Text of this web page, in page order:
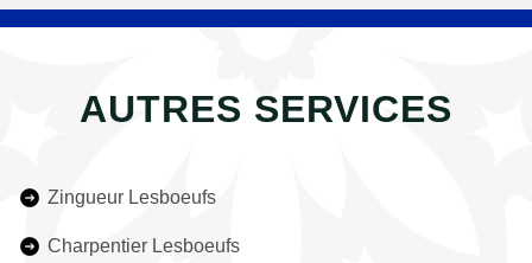
AUTRES SERVICES
Zingueur Lesboeufs
Charpentier Lesboeufs